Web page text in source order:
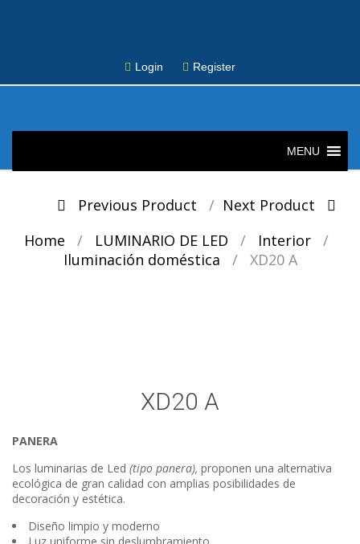
Login Register
Skip
MENU
PostPrevious Product
Next Product
Home
/ LUMINARIO DE LED / Interior
/
Iluminación doméstica
/ XD20 A
XD20 A
PANERA
Los luminarias de Led (tipo panera), proponen una alternativa
ecológica de gran calidad con amplias posibilidades de
decoración y estética.
Diseño limpio y moderno